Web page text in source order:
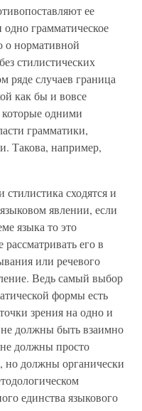
ее
грамматическое
о нормативной
стилистических
ряде случаев граница
как бы и вовсе
которые одними
грамматики,
Такова, например,
сходятся и
явлении, если
языка то это
его в
или речевого
Ведь самый выбор
формы есть
зрения на одно и
не должны быть взаимно
должны просто
но должны органически
единства языкового